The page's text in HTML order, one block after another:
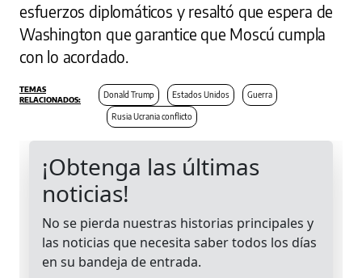
esfuerzos diplomáticos y resaltó que espera de
Washington que garantice que Moscú cumpla
con lo acordado.
Donald Trump Estados Unidos Guerra
Rusia Ucrania conflicto